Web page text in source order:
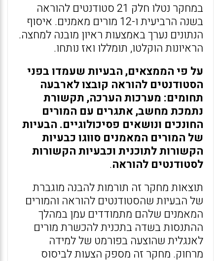
במחקר נטלו חלק 21 סטודנטים להוראה
בשנה הרביעית ו-12 מורים מאמנים. איסוף
הנתונים נערך באמצעות ראיון מובנה למחצה.
הראיונות הוקלטו, תומללו ואז נותחו.
על פי הממצאים, הבעיות שעמדו בפני
הסטודנטים להוראה קובצו לארבעה
תחומים: מערכות הערכה, תקשורת
נתמכת מחשב, אתגרים עם המורים
החונכים ונושאים פסיכולוגיים. הבעיות
של המורים המאמנים סווגו כבעיות
הקשורות לתוכנית וכבעיות הקשורות
לסטודנטים להוראה.
תוצאות מחקר זה תורמות להבנה מוגברת
של הבעיות שהסטודנטים להוראה והמורים
המאמנים שלהם מתמודדים עמן במהלך
ההתנסות בשדה בתכנית להכשרת מורים
לאנגלית שהוצעה בפורמט של למידה
מרחוק. מחקר זה מספק הצעות לביסוס